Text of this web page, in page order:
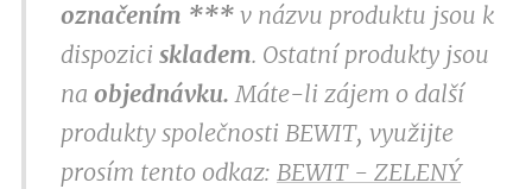
označením *** v názvu produktu jsou k
dispozici skladem. Ostatní produkty jsou
na objednávku. Máte-li zájem o další
produkty společnosti BEWIT, využijte
prosím tento odkaz: BEWIT - ZELENÝ